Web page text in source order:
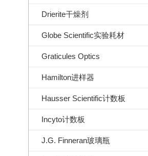
Drierite干燥剂
Globe Scientific实验耗材
Graticules Optics
Hamilton进样器
Hausser Scientific计数板
Incyto计数板
J.G. Finneran玻璃瓶